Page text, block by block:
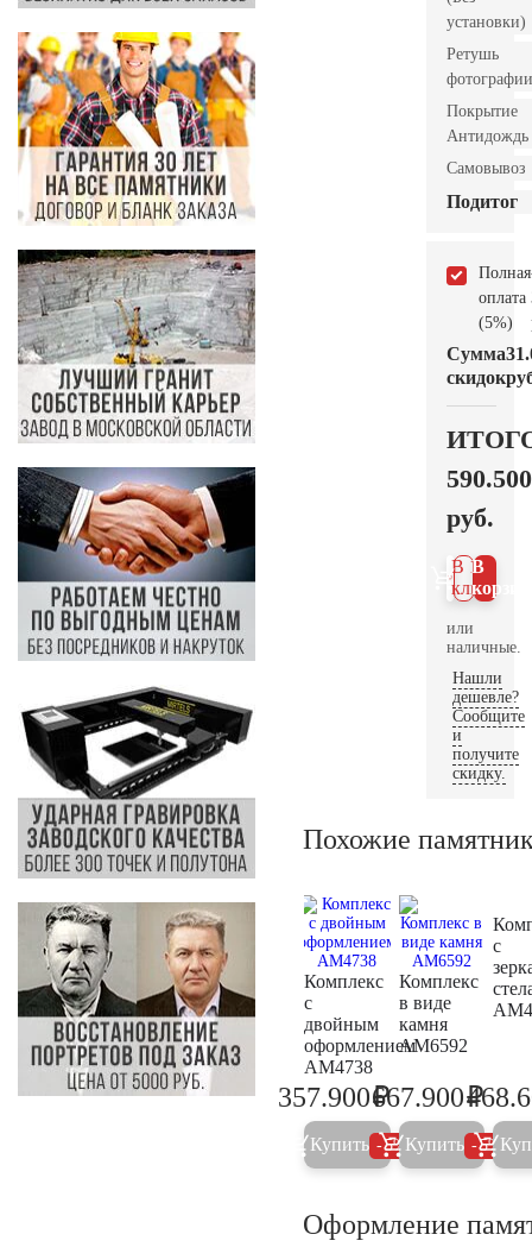
установки)
Ретушь
фотографии
Покрытие
Антидождь
Самовывоз
Подитог
Полная
оплата
(5%)
Сумма
скидок
590.500
руб.
В
В 1
клик
или
наличные.
Нашли
дешевле?
Сообщите
и
получите
скидку.
Похожие
Комплекс
с
двойным
оформлением
AM4738
376.700
357.900₽
Купить 5%
Комплекс
в виде
камня
AM6592
667.900₽
Купить 5%
с
Оформление